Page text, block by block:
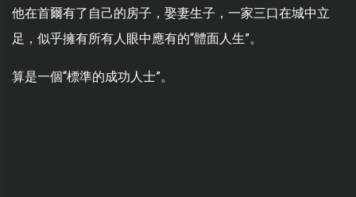
他在首爾有了自己的房子，娶妻生子，一家三口在城中立
足，似乎擁有所有人眼中應有的“體面人生”。
算是一個“標準的成功人士”。